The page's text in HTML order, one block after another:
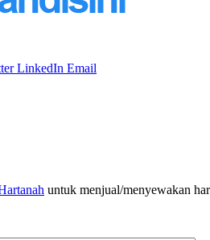
LinkedIn Email
untuk menjual/menyewakan